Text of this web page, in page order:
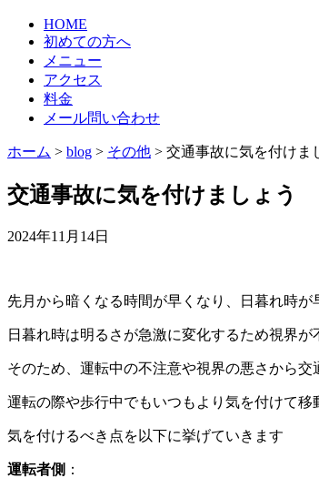
HOME
初めての方へ
メニュー
アクセス
料金
メール問い合わせ
ホーム > blog > その他 > 交通事故に気を付けま
交通事故に気を付けましょう
2024年11月14日
先月から暗くなる時間が早くなり、日暮れ時が
日暮れ時は明るさが急激に変化するため視界が
そのため、運転中の不注意や視界の悪さから
運転の際や歩行中でもいつもより気を付けて移
気を付けるべき点を以下に挙げていきます
運転者側 ：